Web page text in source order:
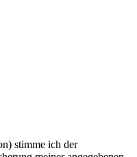
stimme ich der